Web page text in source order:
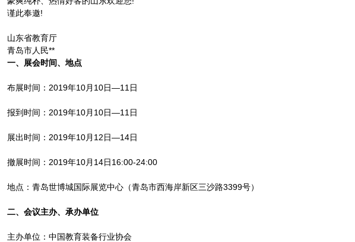
谨此奉邀!
山东省教育厅
青岛市人民**
一、展会时间、地点
布展时间：2019年10月10日—11日
报到时间：2019年10月10日—11日
展出时间：2019年10月12日—14日
撤展时间：2019年10月14日16:00-24:00
地点：青岛世博城国际展览中心（青岛市西海岸新区三沙路3399号）
二、会议主办、承办单位
主办单位：中国教育装备行业协会